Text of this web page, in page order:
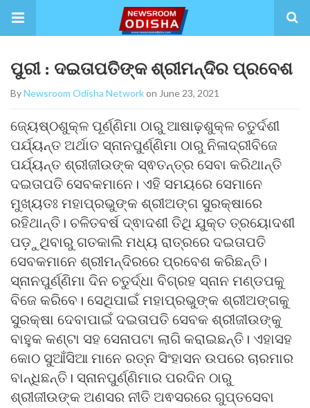
ପୁରୀ : ଦଇତାପତିଙ୍କ ଶ୍ରୀମନ୍ଦିର ପ୍ରବେଶ
ByNewsroom Odisha Networkon June 23, 2021
ଜ୍ୟେଷ୍ଠଶୁକ୍ଳ ପୂର୍ଣ୍ଣିମା ଠାରୁ ଆଷାଢ଼ଶୁକ୍ଳ ଚତୁର୍ଦଶୀ
ପର୍ଯ୍ୟନ୍ତ ଅର୍ଥାତ ସ୍ନାନପୁର୍ଣ୍ଣିମା ଠାରୁ ନିଳାଦ୍ରୀବିଜେ
ପର୍ଯ୍ୟନ୍ତ ଶ୍ରୀଜୀଉଙ୍କ ସ୍ଵତନ୍ତ୍ର ସେବା କରିଥାନ୍ତି
ଦଇତାପତି ସେବକମାନେ। ଏହି ସମୟରେ ସେମାନେ
ମୁଖ୍ୟତଃ ମହାପ୍ରଭୁଙ୍କ ଶ୍ରୀଅଙ୍ଗ ସୁରକ୍ଷାରେ
ରହିଥାନ୍ତି। ଚଳିତବର୍ଷ ଦ୍ଵାଦଶୀ ତିଥି ଯୁକ୍ତ ତ୍ରୟୋଦଶୀ
ପଡ଼ୁଥିବାରୁ ଗତକାଲି ମଧ୍ୟ ରାତ୍ରରେ ଦଇତାପତି
ସେବକମାନେ ଶ୍ରୀମନ୍ଦିରରେ ପ୍ରବେଶ କରିଛନ୍ତି।
ସ୍ନାନପୁର୍ଣ୍ଣିମା ଦିନ ଚତୁର୍ଦ୍ଧା ବିଗ୍ରହ ସ୍ନାନ ମଣ୍ଡପକୁ
ବିଜେ କରିବେ। ସେଥିପାଇଁ ମହାପ୍ରଭୁଙ୍କ ଶ୍ରୀଅଙ୍ଗକୁ
ସୁରକ୍ଷା ଦେବାପାଇଁ ଦଇତାପତି ସେବକ ଶ୍ରୀଜୀଉଙ୍କୁ
ବାହୁକ କଣ୍ଟା ସହ ସେନାପଟା ଲାଗି କରାଇଛନ୍ତି। ଏହାସହ
କୋଠ ସୁଆଁସିଆ ମାନେ ରତ୍ନ ସିଂହାସନ ଉପରେ ଚାରମାର
ବାନ୍ଧିଛନ୍ତି। ସ୍ନାନପୁର୍ଣ୍ଣିମାର ପରଦିନ ଠାରୁ
ଶ୍ରୀଜୀଉଙ୍କ ଅଣସର ନୀତି ଅଵସରରେ ଗୁପ୍ତସେବା